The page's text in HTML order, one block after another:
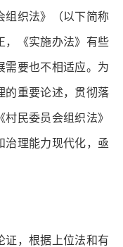
组织法》（以下简称
，《实施办法》有些
需要也不相适应。为
的重要论述，贯彻落
民委员会组织法》
治理能力现代化，亟
，根据上位法和有